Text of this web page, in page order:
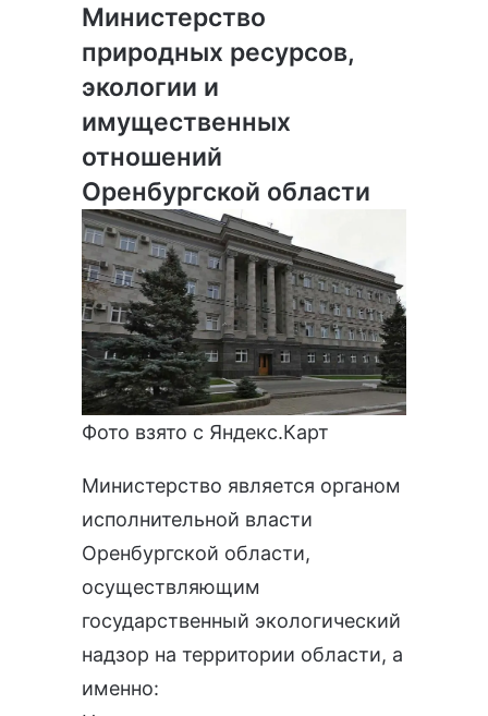
Министерство
природных ресурсов,
экологии и
имущественных
отношений
Оренбургской области
Фото взято с Яндекс.Карт
Министерство является органом
исполнительной власти
Оренбургской области,
осуществляющим
государственный экологический
надзор на территории области, а
именно: